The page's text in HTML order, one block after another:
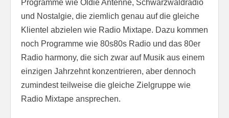
Programme wie Oldie Antenne, Schwarzwaldradio
und Nostalgie, die ziemlich genau auf die gleiche
Klientel abzielen wie Radio Mixtape. Dazu kommen
noch Programme wie 80s80s Radio und das 80er
Radio harmony, die sich zwar auf Musik aus einem
einzigen Jahrzehnt konzentrieren, aber dennoch
zumindest teilweise die gleiche Zielgruppe wie
Radio Mixtape ansprechen.